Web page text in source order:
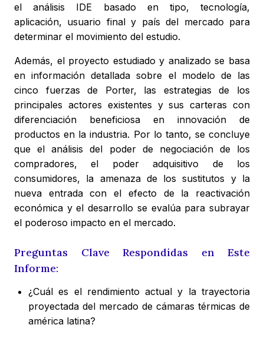
el análisis IDE basado en tipo, tecnología,
aplicación, usuario final y país del mercado para
determinar el movimiento del estudio.
Además, el proyecto estudiado y analizado se basa
en información detallada sobre el modelo de las
cinco fuerzas de Porter, las estrategias de los
principales actores existentes y sus carteras con
diferenciación beneficiosa en innovación de
productos en la industria. Por lo tanto, se concluye
que el análisis del poder de negociación de los
compradores, el poder adquisitivo de los
consumidores, la amenaza de los sustitutos y la
nueva entrada con el efecto de la reactivación
económica y el desarrollo se evalúa para subrayar
el poderoso impacto en el mercado.
Preguntas Clave Respondidas en Este
Informe:
¿Cuál es el rendimiento actual y la trayectoria
proyectada del mercado de cámaras térmicas de
américa latina?